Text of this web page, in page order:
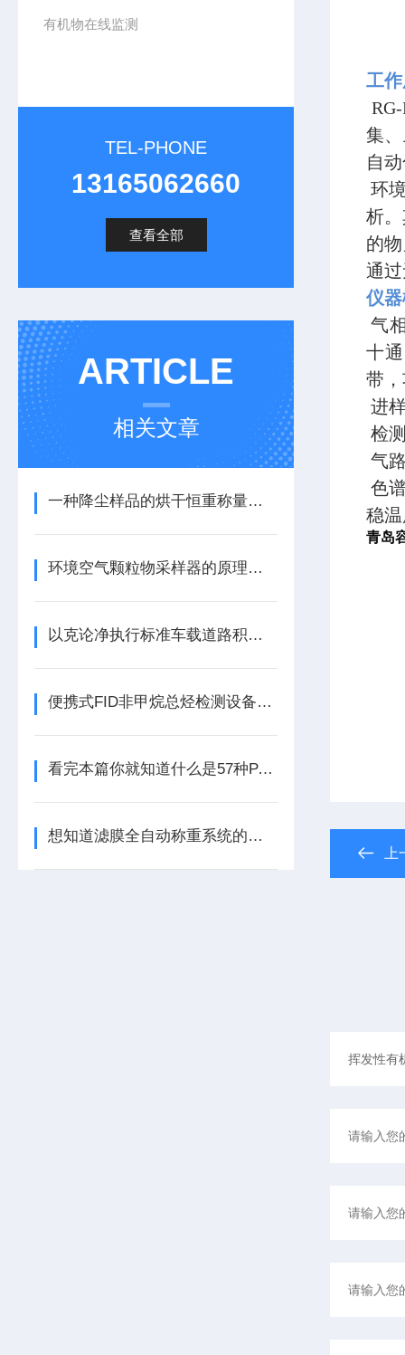
有机物在线监测
TEL-PHONE
13165062660
查看全部
ARTICLE
相关文章
一种降尘样品的烘干恒重称量方法
环境空气颗粒物采样器的原理及作用介绍
以克论净执行标准车载道路积尘快速测定仪
便携式FID非甲烷总烃检测设备配置
看完本篇你就知道什么是57种PAMS在线监测系统了
想知道滤膜全自动称重系统的原理及辅助功能不妨看看本篇
工
集
自
环
析
的
通
仪
气
十
带
进
检
气
色
稳
青岛